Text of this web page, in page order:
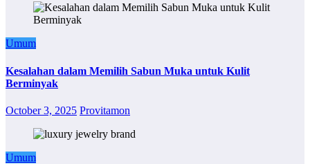
Umum
Kesalahan dalam Memilih Sabun Muka untuk Kulit
Berminyak
October 3, 2025 Provitamon
Umum